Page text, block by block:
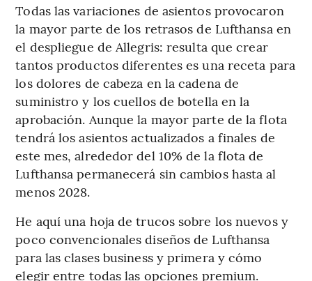
Todas las variaciones de asientos provocaron
la mayor parte de los retrasos de Lufthansa en
el despliegue de Allegris: resulta que crear
tantos productos diferentes es una receta para
los dolores de cabeza en la cadena de
suministro y los cuellos de botella en la
aprobación. Aunque la mayor parte de la flota
tendrá los asientos actualizados a finales de
este mes, alrededor del 10% de la flota de
Lufthansa permanecerá sin cambios hasta al
menos 2028.
He aquí una hoja de trucos sobre los nuevos y
poco convencionales diseños de Lufthansa
para las clases business y primera y cómo
elegir entre todas las opciones premium.